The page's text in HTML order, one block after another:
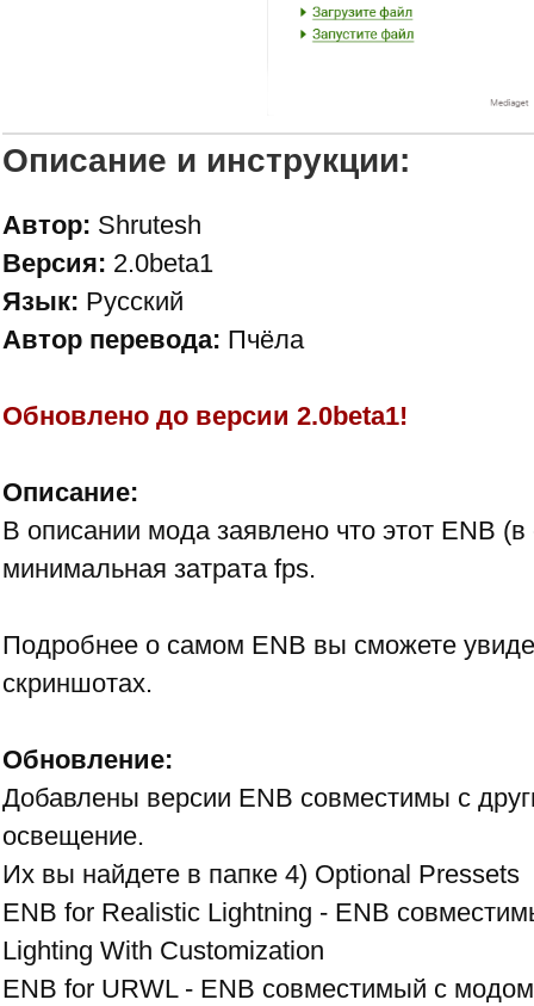
Описание и инструкции:
Автор: Shrutesh
Версия: 2.0beta1
Язык: Русский
Автор перевода: Пчёла
Обновлено до версии 2.0beta1!
Описание:
В описании мода заявлено что этот ENB (в
минимальная затрата fps.
Подробнее о самом ENB вы сможете
скриншотах.
Обновление:
Добавлены версии ENB совместимы с
освещение.
Их вы найдете в папке 4) Optional Pressets
ENB for Realistic Lightning - ENB
Lighting With Customization
ENB for URWL - ENB совместимый с